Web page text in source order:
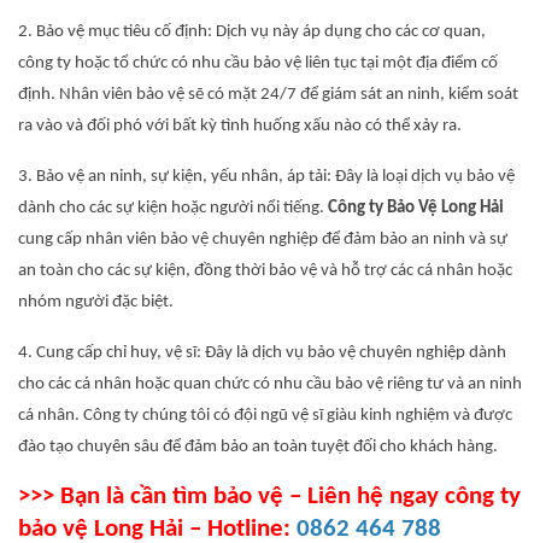
2. Bảo vệ mục tiêu cố định: Dịch vụ này áp dụng cho các cơ quan,
công ty hoặc tổ chức có nhu cầu bảo vệ liên tục tại một địa điểm cố
định. Nhân viên bảo vệ sẽ có mặt 24/7 để giám sát an ninh, kiểm soát
ra vào và đối phó với bất kỳ tình huống xấu nào có thể xảy ra.
3. Bảo vệ an ninh, sự kiện, yếu nhân, áp tải: Đây là loại dịch vụ bảo vệ
dành cho các sự kiện hoặc người nổi tiếng. Công ty Bảo Vệ Long Hải
cung cấp nhân viên bảo vệ chuyên nghiệp để đảm bảo an ninh và sự
an toàn cho các sự kiện, đồng thời bảo vệ và hỗ trợ các cá nhân hoặc
nhóm người đặc biệt.
4. Cung cấp chỉ huy, vệ sĩ: Đây là dịch vụ bảo vệ chuyên nghiệp dành
cho các cá nhân hoặc quan chức có nhu cầu bảo vệ riêng tư và an ninh
cá nhân. Công ty chúng tôi có đội ngũ vệ sĩ giàu kinh nghiệm và được
đào tạo chuyên sâu để đảm bảo an toàn tuyệt đối cho khách hàng.
>>> Bạn là cần tìm bảo vệ – Liên hệ ngay công ty
bảo vệ Long Hải – Hotline: 0862 464 788